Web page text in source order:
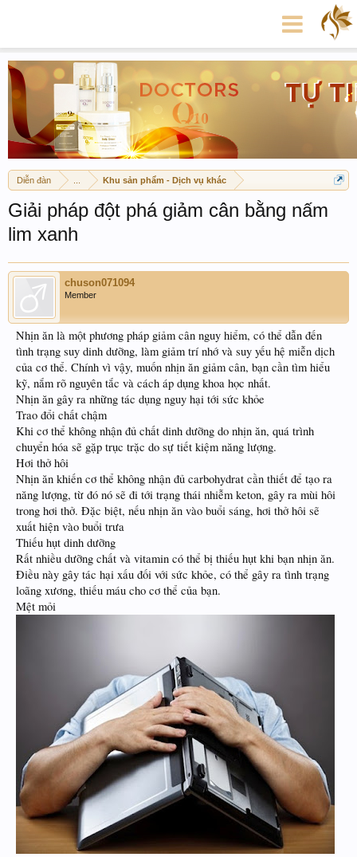
Diễn đàn Khu sản phẩm - Dịch vụ khác
Giải pháp đột phá giảm cân bằng nấm
lim xanh
chuson071094
Member
Nhịn ăn là một phương pháp giảm cân nguy hiểm, có thể dẫn đến
tình trạng suy dinh dưỡng, làm giảm trí nhớ và suy yếu hệ miễn dịch
của cơ thể. Chính vì vậy, muốn nhịn ăn giảm cân, bạn cần tìm hiểu
kỹ, nắm rõ nguyên tắc và cách áp dụng khoa học nhất.
Nhịn ăn gây ra những tác dụng nguy hại tới sức khỏe
Trao đổi chất chậm
Khi cơ thể không nhận đủ chất dinh dưỡng do nhịn ăn, quá trình
chuyển hóa sẽ gặp trục trặc do sự tiết kiệm năng lượng.
Hơi thở hôi
Nhịn ăn khiến cơ thể không nhận đủ carbohydrat cần thiết để tạo ra
năng lượng, từ đó nó sẽ đi tới trạng thái nhiễm keton, gây ra mùi hôi
trong hơi thở. Đặc biệt, nếu nhịn ăn vào buổi sáng, hơi thở hôi sẽ
xuất hiện vào buổi trưa
Thiếu hụt dinh dưỡng
Rất nhiều dưỡng chất và vitamin có thể bị thiếu hụt khi bạn nhịn ăn.
Điều này gây tác hại xấu đối với sức khỏe, có thể gây ra tình trạng
loãng xương, thiếu máu cho cơ thể của bạn.
Mệt mỏi